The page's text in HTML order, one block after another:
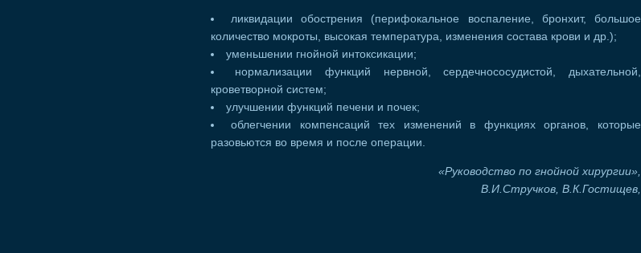
ликвидации обострения (перифокальное воспаление, бронхит, большое
количество мокроты, высокая температура, изменения состава крови и др.);
уменьшении гнойной интоксикации;
нормализации функций нервной, сердечнососудистой, дыхательной,
кроветворной систем;
улучшении функций печени и почек;
облегчении компенсаций тех изменений в функциях органов, которые
разовьются во время и после операции.
«Руководство по гнойной хирургии»,
В.И.Стручков, В.К.Гостищев,